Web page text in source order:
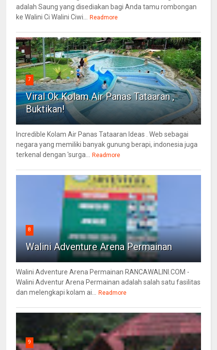
adalah Saung yang disediakan bagi Anda tamu rombongan
ke Walini Ci Walini Ciwi...
Readmore
7
Viral Ok Kolam Air Panas Tataaran ,
Buktikan!
Incredible Kolam Air Panas Tataaran Ideas . Web sebagai
negara yang memiliki banyak gunung berapi, indonesia juga
terkenal dengan 'surga...
Readmore
8
Walini Adventure Arena Permainan
Walini Adventure Arena Permainan RANCAWALINI.COM -
Walini Adventur Arena Permainan adalah salah satu fasilitas
dan melengkapi kolam ai...
Readmore
9